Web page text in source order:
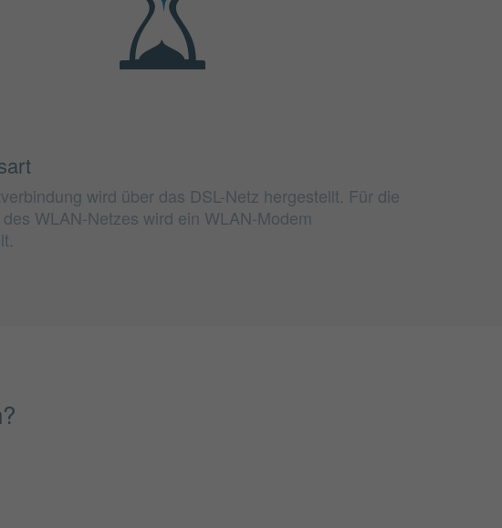
wird über das DSL-Netz hergestellt. Für die
WLAN-Netzes wird ein WLAN-Modem